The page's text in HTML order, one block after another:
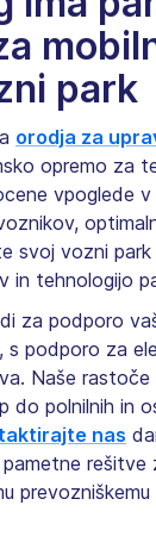
park
orodja za
opremo za
vpoglede
svoj vozni park
in tehnologijo
za podporo
s podporo za
Naše rastoče
do polnilnih in
nas
rešitve